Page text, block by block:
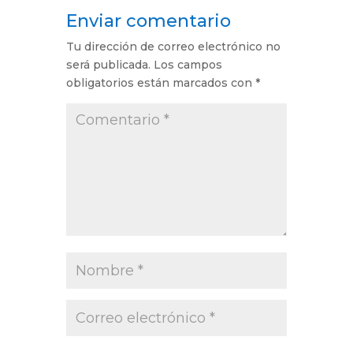
Enviar comentario
Tu dirección de correo electrónico no
será publicada. Los campos
obligatorios están marcados con *